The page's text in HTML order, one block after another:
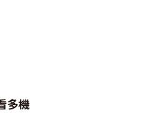
多機